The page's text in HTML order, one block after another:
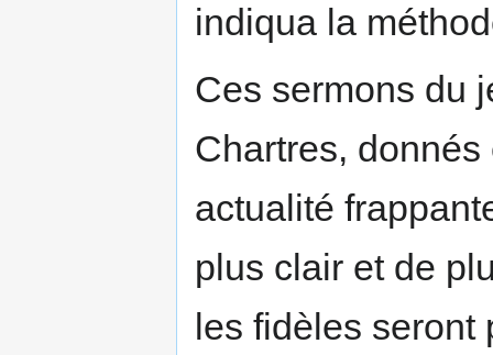
indiqua la
Ces sermons du
Chartres,
actualité
plus clair et de
les fidèles seront